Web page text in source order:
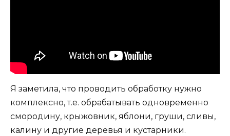
Я заметила, что проводить обработку нужно
комплексно, т.е. обрабатывать одновременно
смородину, крыжовник, яблони, груши, сливы,
калину и другие деревья и кустарники.